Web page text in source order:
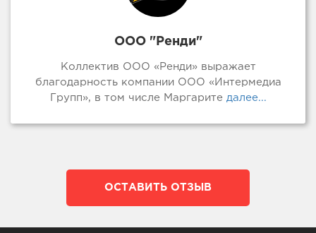
ООО "Ренди"
Коллектив ООО «Ренди» выражает
благодарность компании ООО «Интермедиа
Групп», в том числе Маргарите далее...
ОСТАВИТЬ ОТЗЫВ